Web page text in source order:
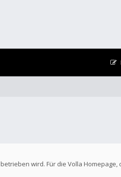
betrieben wird. Für die Volla